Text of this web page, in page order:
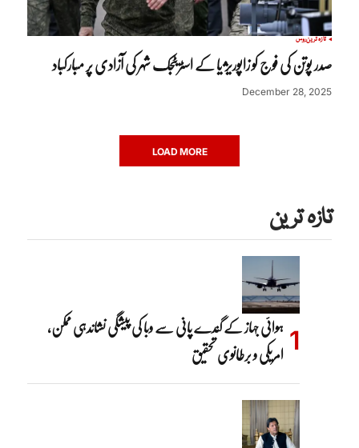
تازہ ترینروس
صدر پوتن کی فوج کو زاپوریژیا کے اسٹریٹجک شہر کی آزادی پر مبارکباد
December 28, 2025
LOAD MORE
تازہ ترین
ہوائی جہاز کے گندے پانی سے وبا کی پیشگی نشاندہی ممکن،
امریکی و برطانوی تحقیق